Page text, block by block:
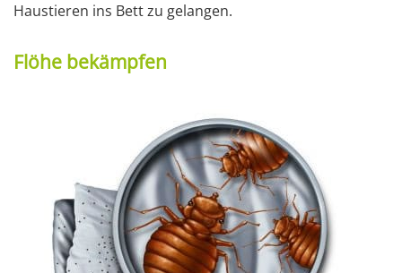
Haustieren ins Bett zu gelangen.
Flöhe bekämpfen